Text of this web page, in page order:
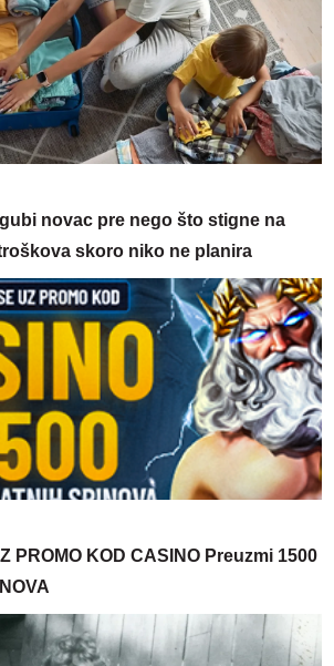
novac pre nego što stigne na
skoro niko ne planira
PROMO KOD CASINO Preuzmi 1500